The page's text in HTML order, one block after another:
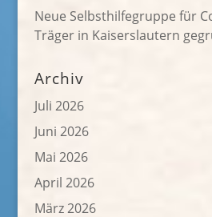
Neue Selbsthilfegruppe für
Träger in Kaiserslautern
Archiv
Juli 2026
Juni 2026
Mai 2026
April 2026
März 2026